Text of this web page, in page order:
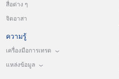
สื่อต่าง ๆ
จิตอาสา
ความรู้
เครื่องมือการเทรด
แหล่งข้อมูล